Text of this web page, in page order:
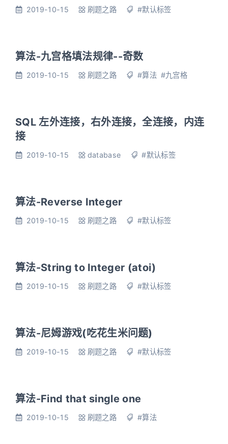
2019-10-15 刷题之路 #默认标签
算法-九宫格填法规律--奇数
2019-10-15 刷题之路 #算法 #九宫格
SQL 左外连接，右外连接，全连接，内连
接
2019-10-15 database #默认标签
算法-Reverse Integer
2019-10-15 刷题之路 #默认标签
算法-String to Integer (atoi)
2019-10-15 刷题之路 #默认标签
算法-尼姆游戏(吃花生米问题)
2019-10-15 刷题之路 #默认标签
算法-Find that single one
2019-10-15 刷题之路 #算法